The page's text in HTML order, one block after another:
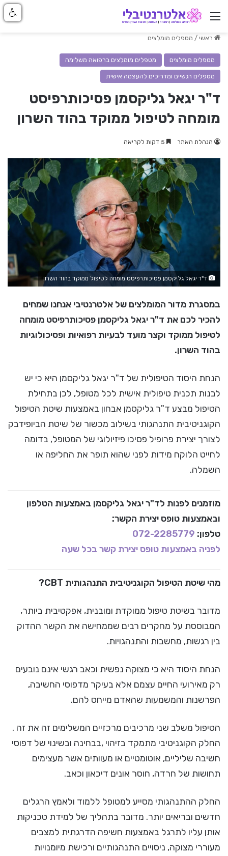
ניווט באתר
ראשי / מטפלים מומלצים
מטפלים מומלצים מטפלים מומלצים ברפואה משלימה
מטפלים רגשיים ומדריכים להעצמה אישית
ד"ר יגאל גליקסמן פסיכותרפיסט
מומחה לטיפול ממוקד בהוד השרון
הנהלת האתר
ד"ר יגאל גליקסמן פסיכותרפיסט מומחה לטיפול ממוקד בהוד השרון
במסגרת מדור המומלצים של אלטרנטיבי אנחנו שמחים
להכיר לכם את ד"ר יגאל גליקסמן פסיכותרפיסט מומחה
לטיפול ממוקד וקצר מועד לבעיות רפואיות ופסיכולוגיות
בהוד השרון.
הנחת היסוד הטיפולית של ד"ר יגאל גליקסמן היא כי יש
לבנות תכנית טיפולית אישית לכל מטופל, לכן בתחילת
הטיפול מבצע ד"ר גליקסמן אבחון באמצעות שיטת הטיפול
הקוגניטיבית התנהגותי בשילוב מכשור של שיטת הביופידבק
לצורך יצירת פרופיל פסיכו פיזיולוגי של המטופל, בדומה
לחייט הלוקח מידות לפני שהוא תופר את החליפה או
השמלה.
מוזמנים לפנות לד"ר יגאל גליקסמן באמצעות הטלפון
ובאמצעות טופס יצירת הקשר:
טלפון: 072-2285779
לפניה באמצעות טופס יצירת קשר בכל שעה
מהי שיטת הטיפול הקוגניטיבית התנהגותית CBT?
מדובר בשיטת טיפול ממוקדת ומובנית, אפקטיבית ביותר,
המבוססת על מחקרים רבים שממחישה את הקשר ההדוק
בין רגשות, מחשבות והתנהגויות.
הנחת היסוד היא כי מצוקה נפשית וכאב רגשי אינם נובעים
רק מאירועי החיים עצמם אלא בעיקר מדפוסי החשיבה,
הפרשנות והמשמעות שהאדם מייחס להם.
הטיפול משלב שני מרכיבים מרכזיים המשלימים זה את זה .
החלק הקוגניטיבי מתמקד בזיהוי ,בבחינה ובשינוי של דפוסי
חשיבה שליליים, אוטומטיים או מעוותים אשר מעצימים
תחושות של חרדה, חוסר אונים דיכאון וכאב.
החלק ההתנהגותי מסייע למטופל ללמוד ולאמץ הרגלים
חדשים ובריאים יותר. מדובר בתהליך של למידת טכניקות
אותן עליו לתרגל באמצעות חשיפה הדרגתית למצבים
מעוררי מצוקה, ניסויים התנהגותיים ורכישת מיומנויות